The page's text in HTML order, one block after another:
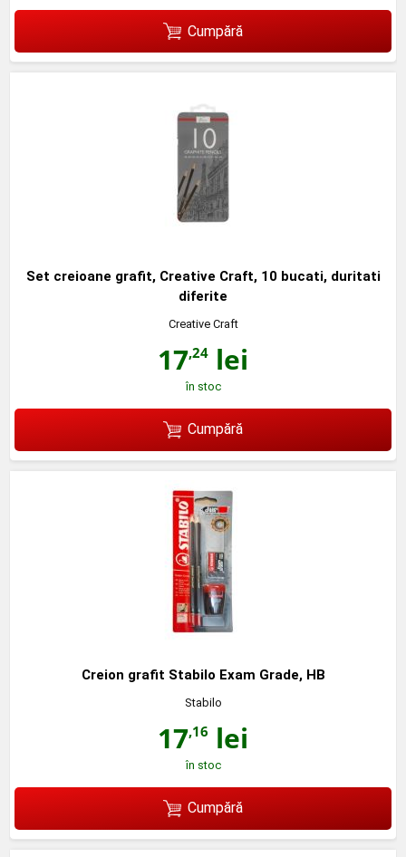
Cumpără
Set creioane grafit, Creative Craft, 10 bucati, duritati
diferite
Creative Craft
17,24 lei
în stoc
Cumpără
Creion grafit Stabilo Exam Grade, HB
Stabilo
17,16 lei
în stoc
Cumpără